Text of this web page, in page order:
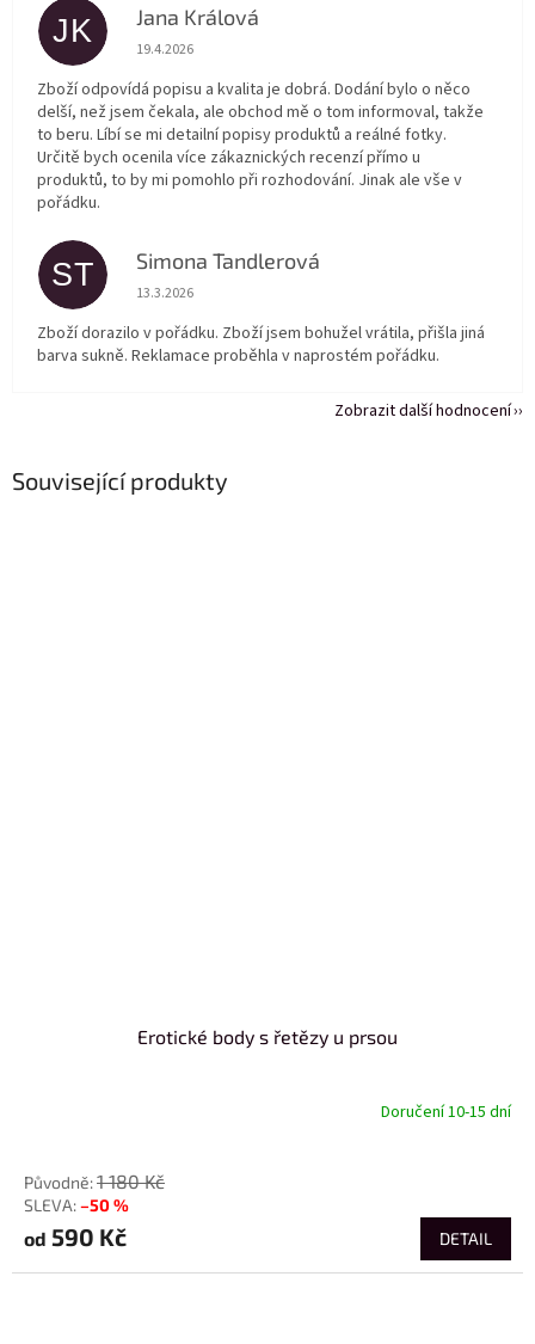
Související produkty
Erotické body s řetězy u prsou
Doručení 10-15 dní
1 180 Kč
–50 %
od 590 Kč DETAIL
JK Jana Králová
Hodnocení obchodu je 5 z 5 hvězdiček.
19.4.2026
Zboží odpovídá popisu a kvalita je dobrá. Dodání bylo o něco
delší, než jsem čekala, ale obchod mě o tom informoval, takže
to beru. Líbí se mi detailní popisy produktů a reálné fotky.
Určitě bych ocenila více zákaznických recenzí přímo u
produktů, to by mi pomohlo při rozhodování. Jinak ale vše v
pořádku.
ST Simona Tandlerová
Hodnocení obchodu je 5 z 5 hvězdiček.
13.3.2026
Zboží dorazilo v pořádku. Zboží jsem bohužel vrátila, přišla jiná
barva sukně. Reklamace proběhla v naprostém pořádku.
Zobrazit další hodnocení